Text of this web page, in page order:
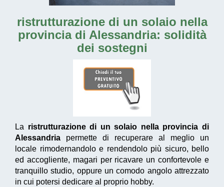
ristrutturazione di un solaio nella
provincia di Alessandria: solidità
dei sostegni
La ristrutturazione di un solaio nella provincia di
Alessandria permette di recuperare al meglio un
locale rimodernandolo e rendendolo più sicuro, bello
ed accogliente, magari per ricavare un confortevole e
tranquillo studio, oppure un comodo angolo attrezzato
in cui potersi dedicare al proprio hobby.